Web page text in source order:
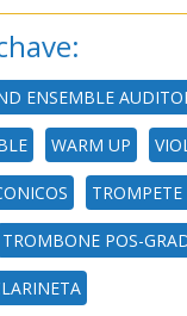
ENSEMBLE
WARM UP
TROMBONE POS-